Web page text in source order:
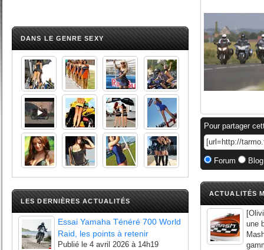
DANS LE GENRE SEXY
LES DERNIÈRES ACTUALITÉS
Essai Yamaha Ténéré 700 World
Raid, les points à retenir
Publié le 4 avril 2026 à 14h19
Pour partager
Forum
ACTUALITÉS
une